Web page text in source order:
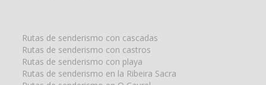
Rutas de senderismo con cascadas
Rutas de senderismo con castros
Rutas de senderismo con playa
Rutas de senderismo en la Ribeira Sacra